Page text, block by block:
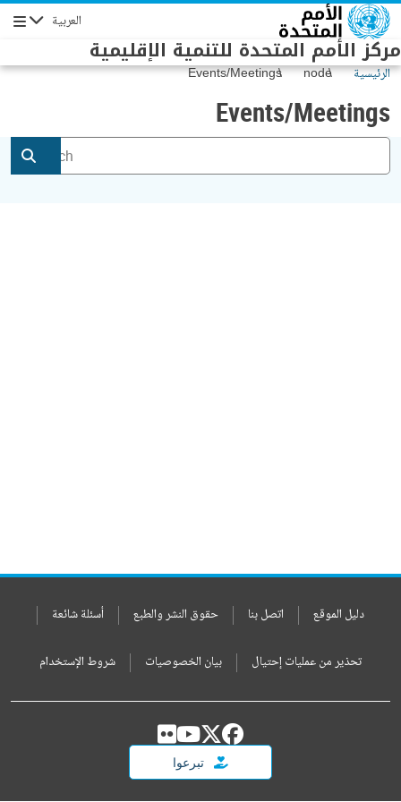
Skip to main content العربية
مركز الأمم المتحدة للتنمية الإقليمية
الرئيسية node
Events/Meetings
Events/Meetings
Title
إضافة
دليل الموقع اتصل بنا حقوق النشر والطبع أسئلة شائعة
تحذير من عمليات إحتيال بيان الخصوصيات شروط الإستخدام
تبرعوا